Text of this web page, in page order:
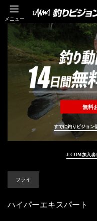
メニュー
無料
すでに釣りビジョン
J:COM加入者
フライ
ハイパーエキスパート